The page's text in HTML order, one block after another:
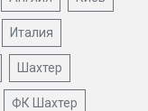
Италия
Шахтер
ФК Шахтер